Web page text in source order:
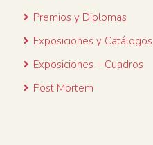
Premios y Diplomas
Exposiciones y Catálogos
Exposiciones – Cuadros
Post Mortem